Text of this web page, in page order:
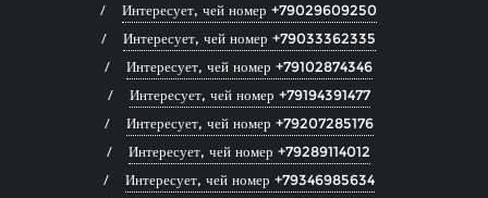
Интересует, чей номер +79029609250
Интересует, чей номер +79033362335
Интересует, чей номер +79102874346
Интересует, чей номер +79194391477
Интересует, чей номер +79207285176
Интересует, чей номер +79289114012
Интересует, чей номер +79346985634